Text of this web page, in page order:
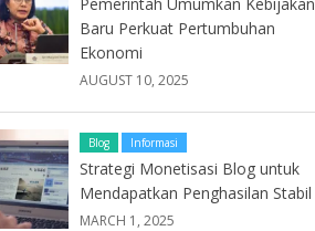
Baru Perkuat Pertumbuhan
Ekonomi
AUGUST 10, 2025
Blog Informasi
Strategi Monetisasi Blog untuk
Mendapatkan Penghasilan Stabil
MARCH 1, 2025